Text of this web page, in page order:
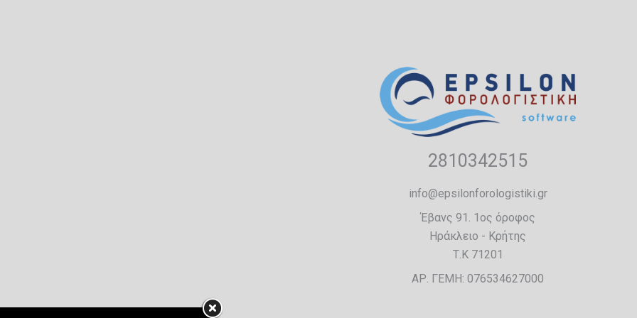
2810342515
info@epsilonforologistiki.gr
Έβανς 91. 1ος όροφος
Ηράκλειο - Κρήτης
Τ.Κ 71201
ΑΡ. ΓΕΜΗ: 076534627000